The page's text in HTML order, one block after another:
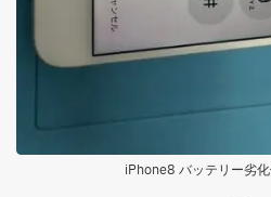
iPhone8 バッテリー劣化